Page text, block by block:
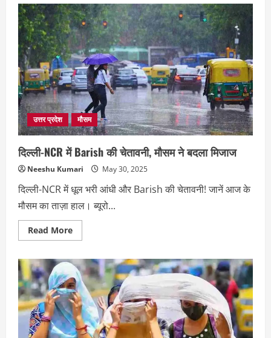
उत्तर प्रदेश मौसम
दिल्ली-NCR में Barish की चेतावनी, मौसम ने बदला मिजाज
Neeshu Kumari May 30, 2025
दिल्ली-NCR में धूल भरी आंधी और Barish की चेतावनी! जानें आज के
मौसम का ताज़ा हाल। ब्यूरो...
Read MoreRead
more
NCR
में
Barish
की
चेतावनी,
मौसम
ने
बदला
मिजाज